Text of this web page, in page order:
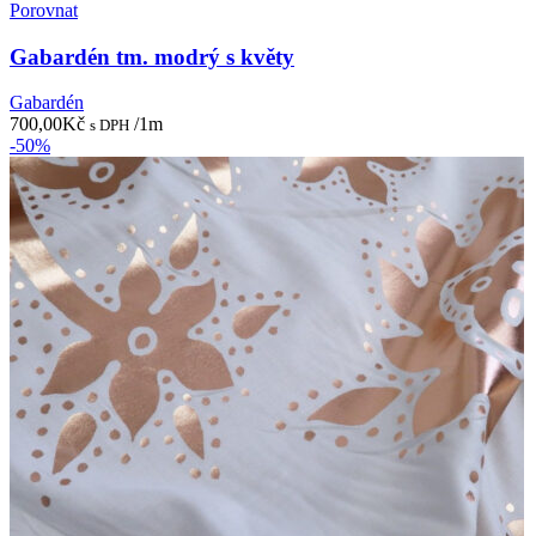
Porovnat
Gabardén tm. modrý s květy
Gabardén
700,00Kč s DPH /1m
-50%